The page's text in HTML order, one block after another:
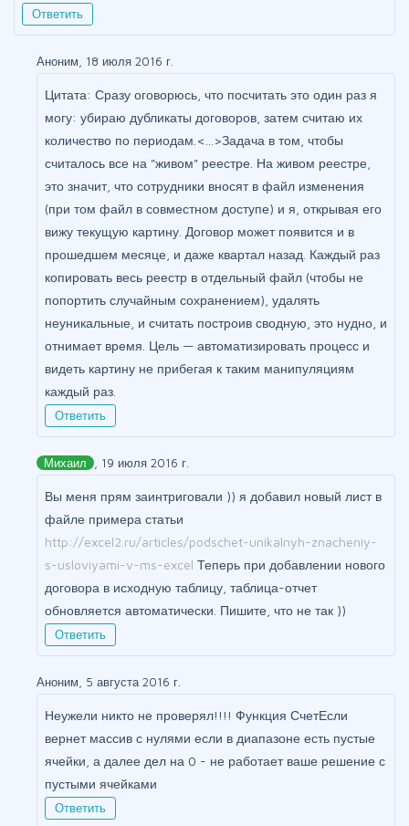
Ответить
Аноним, 18 июля 2016 г.
Цитата: Сразу оговорюсь, что посчитать это один раз я
могу: убираю дубликаты договоров, затем считаю их
количество по периодам.<...>Задача в том, чтобы
считалось все на "живом" реестре. На живом реестре,
это значит, что сотрудники вносят в файл изменения
(при том файл в совместном доступе) и я, открывая его
вижу текущую картину. Договор может появится и в
прошедшем месяце, и даже квартал назад. Каждый раз
копировать весь реестр в отдельный файл (чтобы не
попортить случайным сохранением), удалять
неуникальные, и считать построив сводную, это нудно, и
отнимает время. Цель — автоматизировать процесс и
видеть картину не прибегая к таким манипуляциям
каждый раз.
Ответить
Михаил , 19 июля 2016 г.
Вы меня прям заинтриговали )) я добавил новый лист в
файле примера статьи
http://excel2.ru/articles/podschet-unikalnyh-znacheniy-
s-usloviyami-v-ms-excel Теперь при добавлении нового
договора в исходную таблицу, таблица-отчет
обновляется автоматически. Пишите, что не так ))
Ответить
Аноним, 5 августа 2016 г.
Неужели никто не проверял!!!! Функция СчетЕсли
вернет массив с нулями если в диапазоне есть пустые
ячейки, а далее дел на 0 - не работает ваше решение с
пустыми ячейками
Ответить